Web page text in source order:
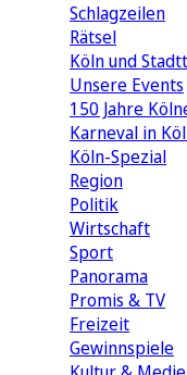
Schlagzeilen
Rätsel
Köln und
Unsere Events
150 Jahre
Karneval in
Köln-Spezial
Region
Politik
Wirtschaft
Sport
Panorama
Promis & TV
Freizeit
Gewinnspiele